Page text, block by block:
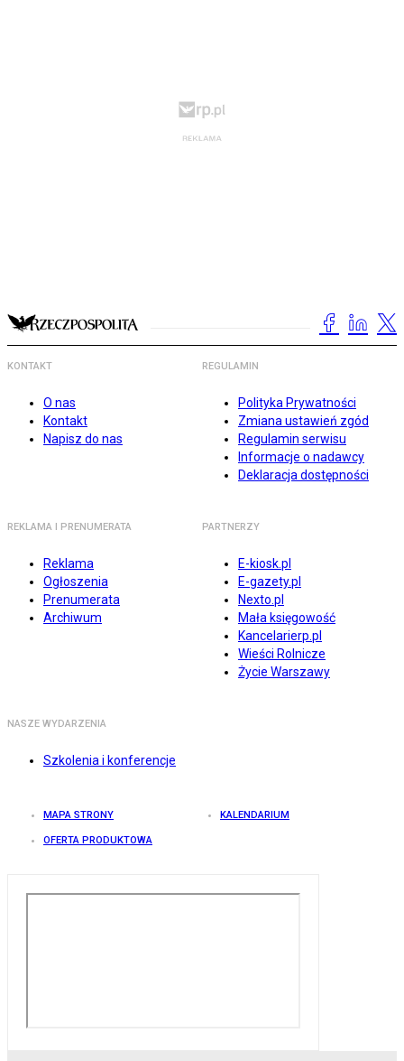
KONTAKT
O nas
Kontakt
Napisz do nas
REGULAMIN
Polityka Prywatności
Zmiana ustawień zgód
Regulamin serwisu
Informacje o nadawcy
Deklaracja dostępności
REKLAMA I PRENUMERATA
Reklama
Ogłoszenia
Prenumerata
Archiwum
PARTNERZY
E-kiosk.pl
E-gazety.pl
Nexto.pl
Mała księgowość
Kancelarierp.pl
Wieści Rolnicze
Życie Warszawy
NASZE WYDARZENIA
Szkolenia i konferencje
MAPA STRONY KALENDARIUM
OFERTA PRODUKTOWA